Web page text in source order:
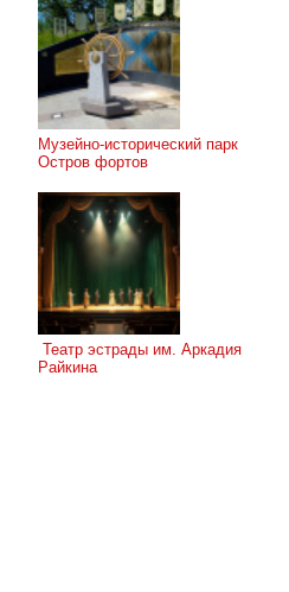
Музейно-исторический парк
Остров фортов
Райкина